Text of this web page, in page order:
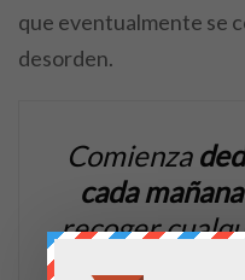
que eventualmente se
desorden.
Comienza
cada
recoger